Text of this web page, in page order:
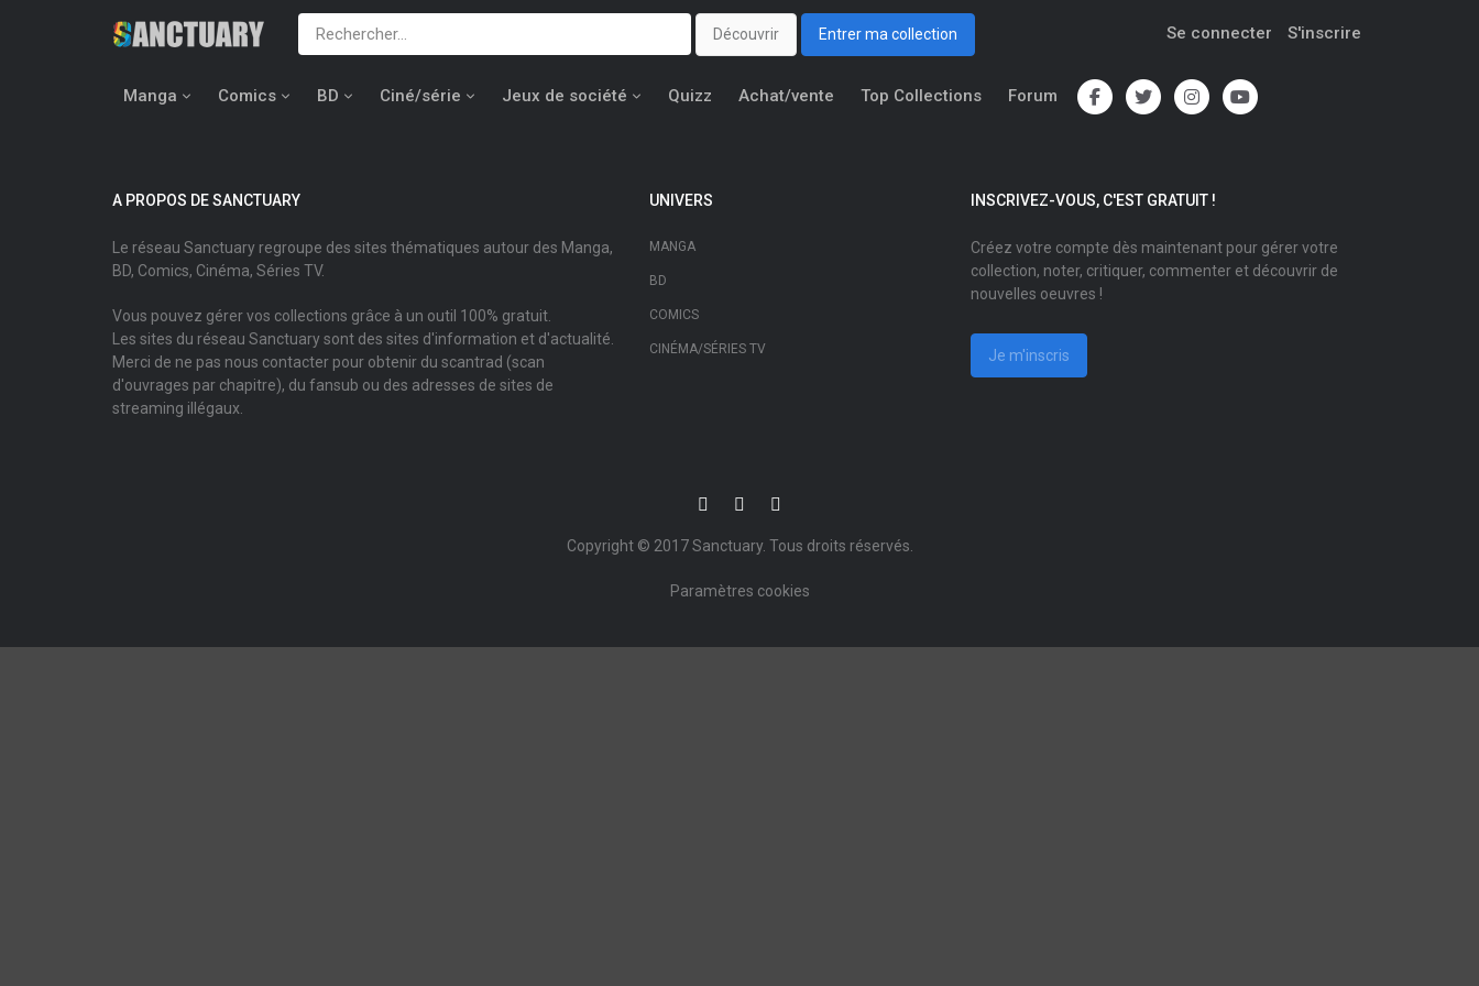
Découvrir Entrer ma collection Se connecter S'inscrire
Manga Comics BD Ciné/série Jeux de société Quizz Achat/vente Top Collections Forum
A PROPOS DE SANCTUARY
Le réseau Sanctuary regroupe des sites thématiques autour des Manga,
BD, Comics, Cinéma, Séries TV.
Vous pouvez gérer vos collections grâce à un outil 100% gratuit.
Les sites du réseau Sanctuary sont des sites d'information et d'actualité.
Merci de ne pas nous contacter pour obtenir du scantrad (scan
d'ouvrages par chapitre), du fansub ou des adresses de sites de
streaming illégaux.
UNIVERS
MANGA
BD
COMICS
CINÉMA/SÉRIES TV
INSCRIVEZ-VOUS, C'EST GRATUIT !
Créez votre compte dès maintenant pour gérer votre
collection, noter, critiquer, commenter et découvrir de
nouvelles oeuvres !
Je m'inscris
Copyright © 2017Sanctuary. Tous droits réservés.
Paramètres cookies